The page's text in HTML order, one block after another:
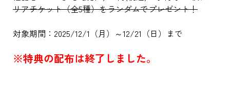
リアチケット（全5種）をランダムでプレゼント！
対象期間：2025/12/1（月）～12/21（日）まで
※特典の配布は終了しました。